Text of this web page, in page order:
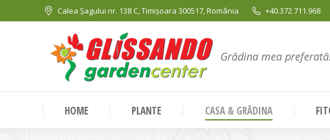
Calea Șagului nr. 138 C, Timișoara 300517, România +40.372.711.968
Grădina mea
HOME PLANTE CASA & GRĂDINA